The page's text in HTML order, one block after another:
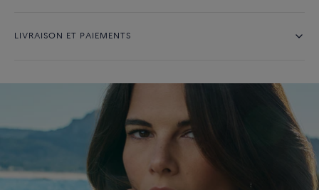
LIVRAISON ET PAIEMENTS